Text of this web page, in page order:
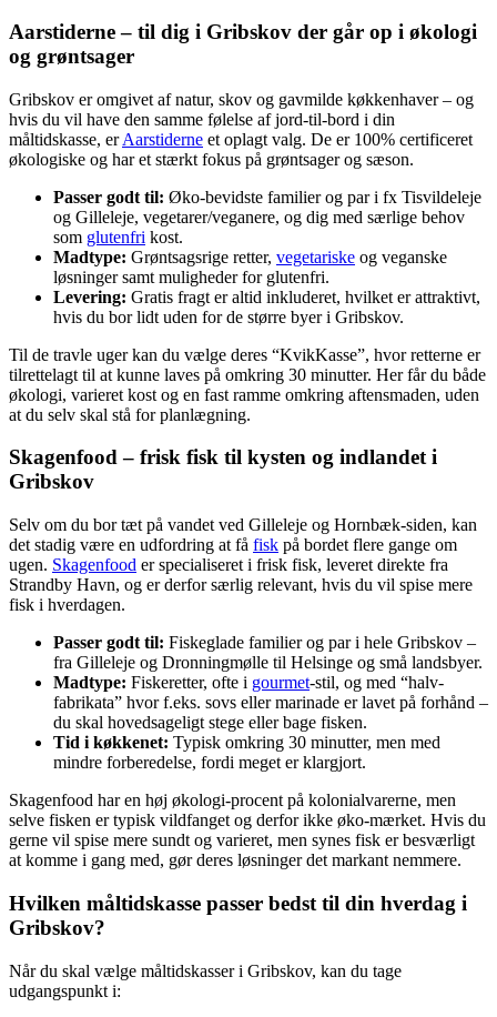
Aarstiderne – til dig i Gribskov der går op i økologi
og grøntsager
Gribskov er omgivet af natur, skov og gavmilde køkkenhaver – og
hvis du vil have den samme følelse af jord-til-bord i din
måltidskasse, erAarstiderne et oplagt valg. De er 100% certificeret
økologiske og har et stærkt fokus på grøntsager og sæson.
Passer godt til: Øko-bevidste familier og par i fx Tisvildeleje
og Gilleleje, vegetarer/veganere, og dig med særlige behov
som glutenfri kost.
Madtype: Grøntsagsrige retter, vegetariske og veganske
løsninger samt muligheder for glutenfri.
Levering: Gratis fragt er altid inkluderet, hvilket er attraktivt,
hvis du bor lidt uden for de større byer i Gribskov.
Til de travle uger kan du vælge deres “KvikKasse”, hvor retterne er
tilrettelagt til at kunne laves på omkring 30 minutter. Her får du både
økologi, varieret kost og en fast ramme omkring aftensmaden, uden
at du selv skal stå for planlægning.
Skagenfood – frisk fisk til kysten og indlandet i
Gribskov
Selv om du bor tæt på vandet ved Gilleleje og Hornbæk-siden, kan
det stadig være en udfordring at få fisk på bordet flere gange om
ugen. Skagenfood er specialiseret i frisk fisk, leveret direkte fra
Strandby Havn, og er derfor særlig relevant, hvis du vil spise mere
fisk i hverdagen.
Passer godt til: Fiskeglade familier og par i hele Gribskov –
fra Gilleleje og Dronningmølle til Helsinge og små landsbyer.
Madtype: Fiskeretter, ofte i gourmet-stil, og med “halv-
fabrikata” hvor f.eks. sovs eller marinade er lavet på forhånd –
du skal hovedsageligt stege eller bage fisken.
Tid i køkkenet: Typisk omkring 30 minutter, men med
mindre forberedelse, fordi meget er klargjort.
Skagenfood har en høj økologi-procent på kolonialvarerne, men
selve fisken er typisk vildfanget og derfor ikke øko-mærket. Hvis du
gerne vil spise mere sundt og varieret, men synes fisk er besværligt
at komme i gang med, gør deres løsninger det markant nemmere.
Hvilken måltidskasse passer bedst til din hverdag i
Gribskov?
Når du skal vælge måltidskasser i Gribskov, kan du tage
udgangspunkt i: